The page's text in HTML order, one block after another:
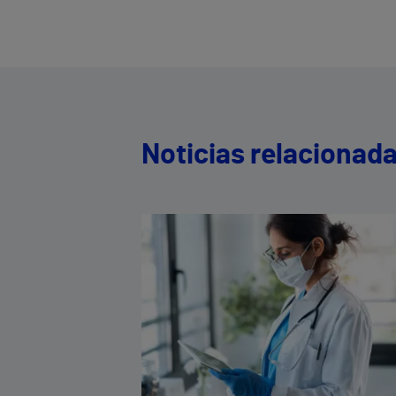
Noticias